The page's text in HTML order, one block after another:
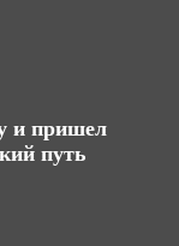
и пришел
путь